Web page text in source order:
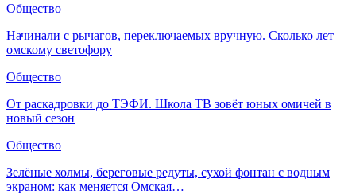
Общество
Начинали с рычагов, переключаемых вручную. Сколько лет
омскому светофору
Общество
От раскадровки до ТЭФИ. Школа ТВ зовёт юных омичей в
новый сезон
Общество
Зелёные холмы, береговые редуты, сухой фонтан с водным
экраном: как меняется Омская…